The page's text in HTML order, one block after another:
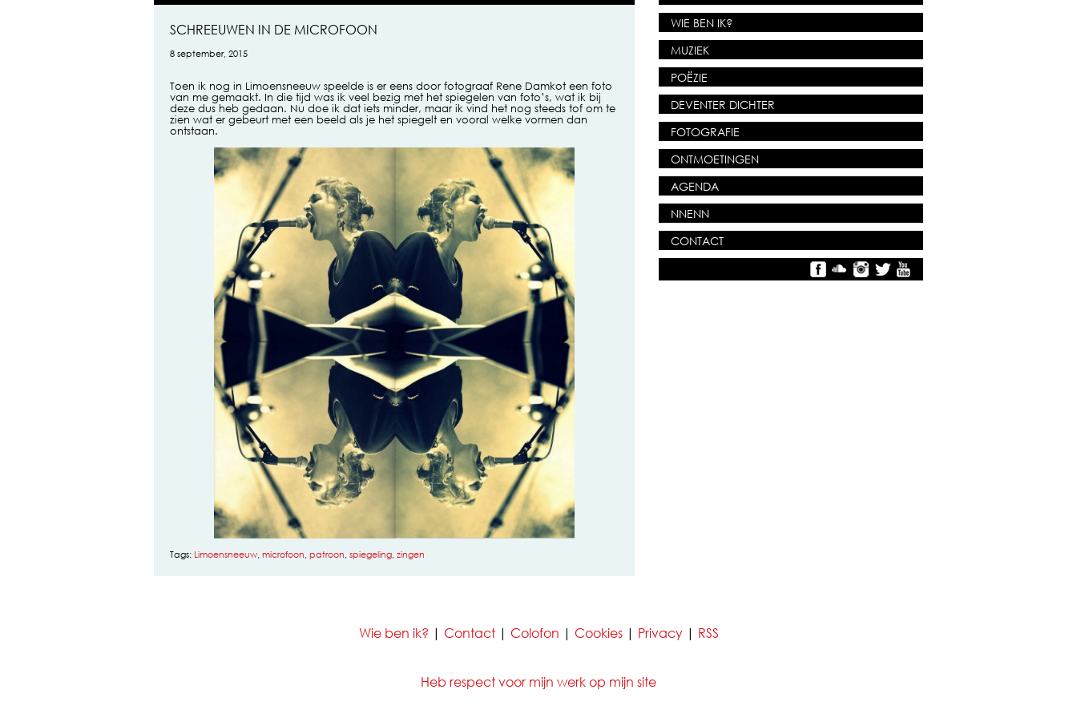
SCHREEUWEN IN DE MICROFOON
8 september, 2015
Toen ik nog in Limoensneeuw speelde is er eens door fotograaf Rene Damkot een foto
van me gemaakt. In die tijd was ik veel bezig met het spiegelen van foto’s, wat ik bij
deze dus heb gedaan. Nu doe ik dat iets minder, maar ik vind het nog steeds tof om te
zien wat er gebeurt met een beeld als je het spiegelt en vooral welke vormen dan
ontstaan.
Tags: Limoensneeuw, microfoon, patroon, spiegeling, zingen
WIE BEN IK?
MUZIEK
POËZIE
DEVENTER DICHTER
FOTOGRAFIE
ONTMOETINGEN
AGENDA
NNENN
CONTACT
Wie ben ik? | Contact| Colofon | Cookies| Privacy| RSS
Heb respect voor mijn werk op mijn site